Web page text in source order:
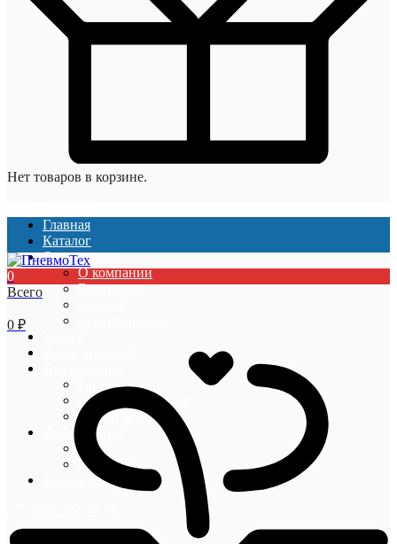
Нет товаров в корзине.
Главная
Каталог
О компании
О компании
Вакансии
Гарантии
Оплата и доставка
Акции и скидки
Информация
Блог
Новости
Контакты
0
Всего
0 ₽